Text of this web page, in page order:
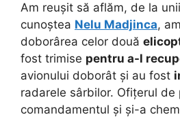
Am reușit să aflăm, de la
cunoștea Nelu Madjinca,
doborârea celor două
fost trimise pentru a-l
avionului doborât și au fost
radarele sârbilor. Ofițerul
comandamentul și și-a